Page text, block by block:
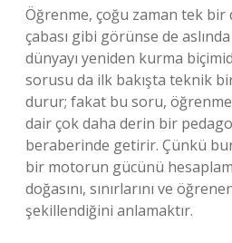
Öğrenme, çoğu zaman tek bir
çabası gibi görünse de
dünyayı yeniden kurma
sorusu da ilk bakışta teknik
durur; fakat bu soru,
dair çok daha derin bir
beraberinde getirir. Çünkü
bir motorun gücünü
doğasını, sınırlarını ve
şekillendiğini anlamaktır.